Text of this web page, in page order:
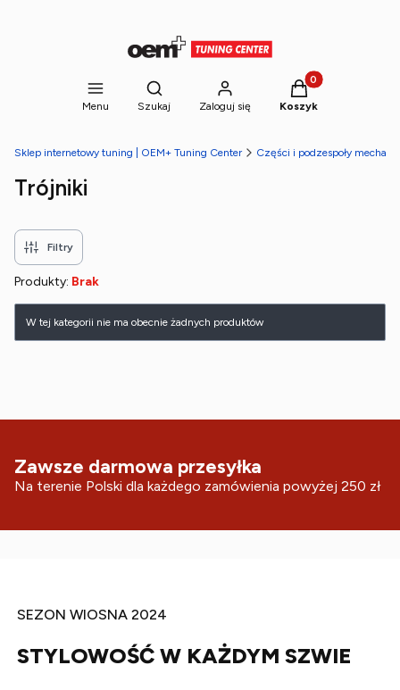
Menu
Otwórz wyszukiwarkę
Szukaj Zaloguj się
Produkty w
Koszyk
Sklep internetowy tuning | OEM+ Tuning Center Części i podzespoły
Trójniki
Filtry
Produkty: Brak
Lista produktów
W tej kategorii nie ma obecnie żadnych produktów
Zawsze darmowa przesyłka
Na terenie Polski dla każdego zamówienia powyżej 250 zł
SEZON WIOSNA 2024
STYLOWOŚĆ W KAŻDYM SZWIE